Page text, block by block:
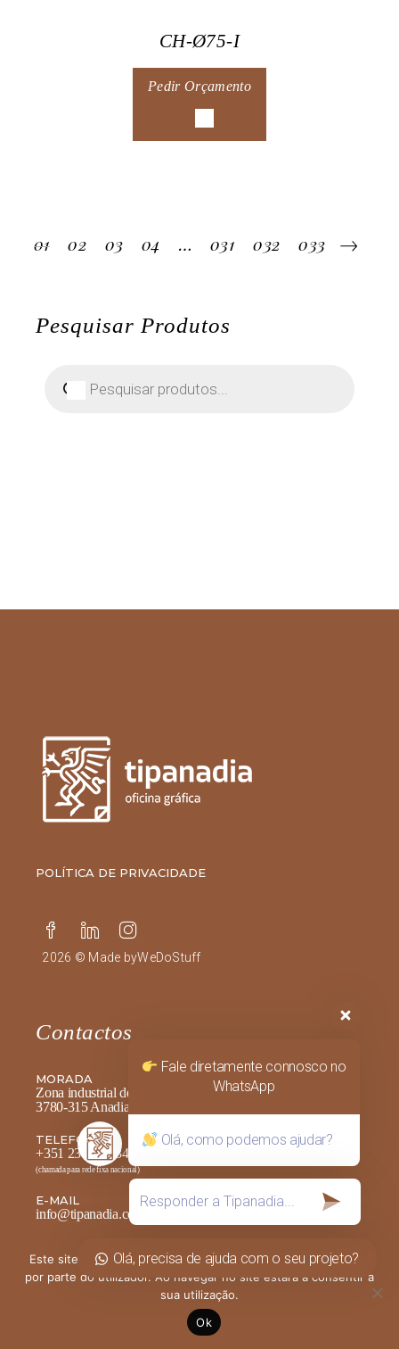
CH-Ø75-I
Pedir Orçamento
01 02 03 04 … 031 032 033
Pesquisar Produtos
produtos
POLÍTICA DE PRIVACIDADE
2026 © Made byWeDoStuff
Contactos
MORADA
Zona industrial de alféloas, 25
3780-315 Anadia
TELEFONE
+351 231 512 340
(chamada para rede fixa nacional)
E-MAIL
info@tipanadia.com
Pagamentos Seguros
Fale diretamente connosco no
WhatsApp
Olá, como podemos ajudar?
Olá, precisa de ajuda com o seu projeto?
Este site utiliza cookies para permitir uma melhor experiência
por parte do utilizador. Ao navegar no site estará a consentir a
sua utilização.
Ok